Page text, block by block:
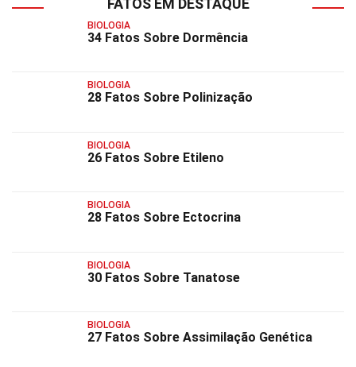
FATOS EM DESTAQUE
BIOLOGIA
34 Fatos Sobre Dormência
BIOLOGIA
28 Fatos Sobre Polinização
BIOLOGIA
26 Fatos Sobre Etileno
BIOLOGIA
28 Fatos Sobre Ectocrina
BIOLOGIA
30 Fatos Sobre Tanatose
BIOLOGIA
27 Fatos Sobre Assimilação Genética